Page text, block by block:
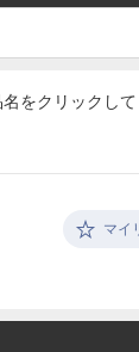
をクリックして
マイ